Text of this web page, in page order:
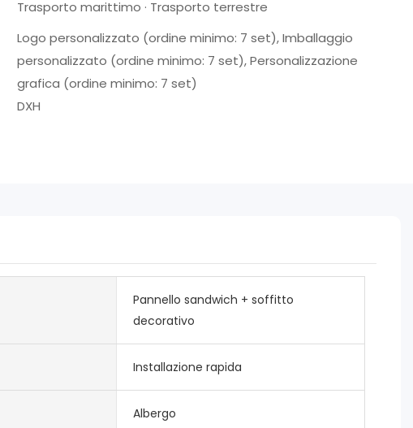
Trasporto marittimo · Trasporto terrestre
Logo personalizzato (ordine minimo: 7 set), Imballaggio
personalizzato (ordine minimo: 7 set), Personalizzazione
grafica (ordine minimo: 7 set)
DXH
Pannello sandwich + soffitto
decorativo
Installazione rapida
Albergo